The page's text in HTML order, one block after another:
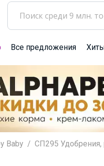
Все предложения
Baby СП295 Удобрения,